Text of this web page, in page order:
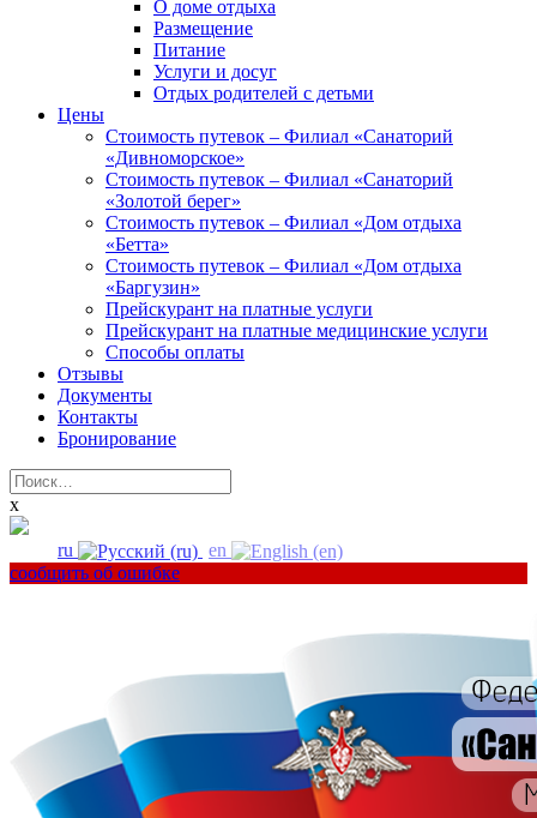
О доме отдыха
Размещение
Питание
Услуги и досуг
Отдых родителей с детьми
Цены
Стоимость путевок – Филиал «Санаторий
«Дивноморское»
Стоимость путевок – Филиал «Санаторий
«Золотой берег»
Стоимость путевок – Филиал «Дом отдыха
«Бетта»
Стоимость путевок – Филиал «Дом отдыха
«Баргузин»
Прейскурант на платные услуги
Прейскурант на платные медицинские услуги
Способы оплаты
Отзывы
Документы
Контакты
Бронирование
Найти:
x
ru
en
сообщить об ошибке